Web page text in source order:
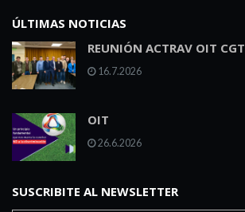
ÚLTIMAS NOTICIAS
REUNIÓN ACTRAV OIT CGT
16.7.2026
OIT
26.6.2026
SUSCRIBITE AL NEWSLETTER